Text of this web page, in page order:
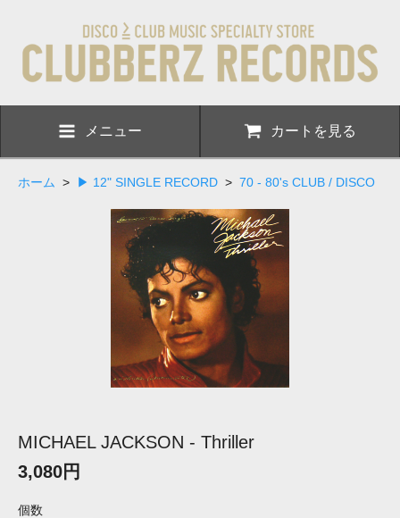
メニュー カートを見る
ホーム > ▶ 12" SINGLE RECORD > 70 - 80's CLUB / DISCO
MICHAEL JACKSON - Thriller
3,080円
個数